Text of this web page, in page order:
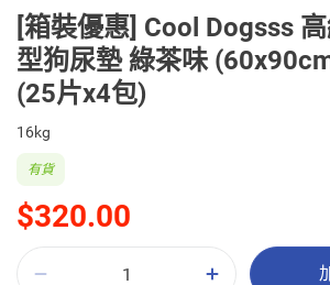
[箱裝優惠] Cool Dogsss
型狗尿墊 綠茶味
(25片x4包)
16kg
$320.00
有貨